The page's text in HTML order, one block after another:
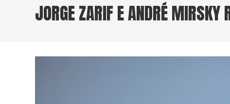
JORGE ZARIF E ANDRÉ